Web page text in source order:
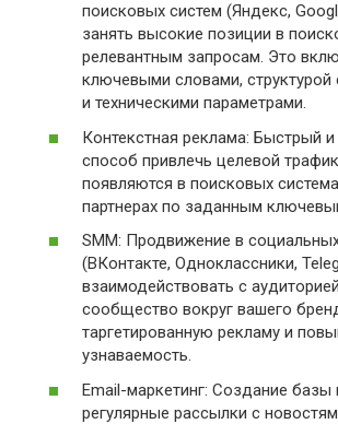
поисковых систем (Яндекс,
занять высокие позиции в
релевантным запросам. Это
ключевыми словами, структурой
и техническими параметрами.
Контекстная реклама: Быстрый
способ привлечь целевой
появляются в поисковых
партнерах по заданным
SMM: Продвижение в
(ВКонтакте, Одноклассники,
взаимодействовать с
сообщество вокруг вашего
таргетированную рекламу и
узнаваемость.
Email-маркетинг: Создание базы
регулярные рассылки с